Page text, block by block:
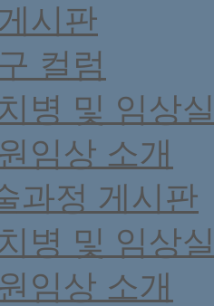
시판
컬럼
병 및 임상
임상 소개
과정 게시판
병 및 임상
임상 소개